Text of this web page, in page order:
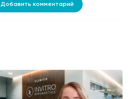
Добавить комментарий